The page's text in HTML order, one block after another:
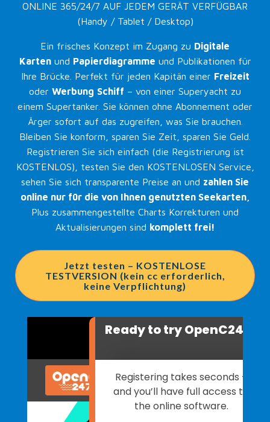
ONLINE 365/24/7 AUF JEDEM GERÄT VERFÜGBAR
(Handy / Tablet / Desktop)
Ein frisches Konzept im Zugang zu Digitale
Kartenund Papierdiagramme und Publikationen für
Ihre Brücke. Perfekt für jeden Kapitän einer Freizeit
oder Werbung Schiff – von einer Superyacht zu
einem Supertanker. Sie können ohne Abonnement oder
Ärger sofort auf das zugreifen, was Sie brauchen.
Bleiben Sie konform, sparen Sie Zeit, sparen Sie Geld.
Registrieren Sie sich einfach (die Registrierung ist
KOSTENLOS), testen Sie den KOSTENLOSEN Service,
sehen Sie sich transparente Preise an und zahlen Sie
online nur für die von Ihnen genutzten Seekarten,
Plus zusammengestellte Charts Korrekturen und
Aktualisierungen sind komplett frei!
Jetzt testen – KOSTENLOSE
TESTVERSION (kein cc erforderlich,
keine Verpflichtung)